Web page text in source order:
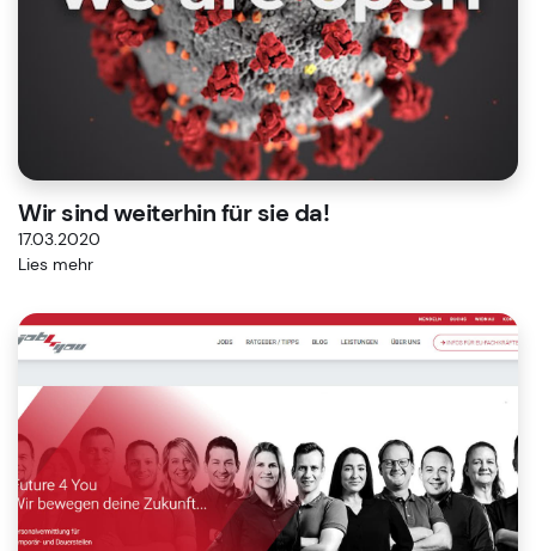
Wir sind weiterhin für sie da!
17.03.2020
Lies mehr